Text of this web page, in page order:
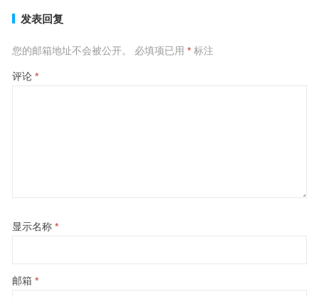
发表回复
您的邮箱地址不会被公开。 必填项已用 *标注
评论 *
显示名称 *
邮箱 *